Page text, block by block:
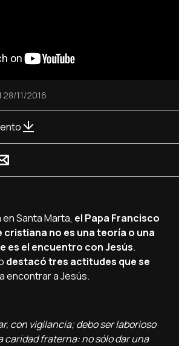
| 28/11/2016
Santa Marta, el Papa Francisco
cristiana no es una teorí­a o una
es el encuentro con Jesús.
destacó tres actitudes que se
encontrar a Jesús.
con vigilancia; debo ser laborioso
caridad fraterna: no sólo dar una